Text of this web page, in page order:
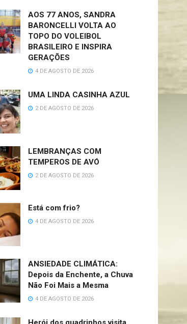
AOS 77 ANOS, SANDRA
BARONCELLI VOLTA AO
TOPO DO VOLEIBOL
BRASILEIRO E INSPIRA
GERAÇÕES
4 DE AGOSTO DE 2026
UMA LINDA CASINHA AZUL
2 DE AGOSTO DE 2026
LEMBRANÇAS COM
TEMPEROS DE AVÓ
2 DE AGOSTO DE 2026
Está com frio?
4 DE AGOSTO DE 2026
ANSIEDADE CLIMÁTICA:
Depois da Enchente, a Chuva
Não Foi Mais a Mesma
4 DE AGOSTO DE 2026